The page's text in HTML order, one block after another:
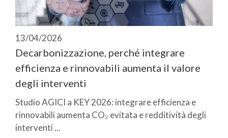
13/04/2026
Decarbonizzazione, perché integrare
efficienza e rinnovabili aumenta il valore
degli interventi
Studio AGICI a KEY 2026: integrare efficienza e
rinnovabili aumenta CO₂ evitata e redditività degli
interventi ...